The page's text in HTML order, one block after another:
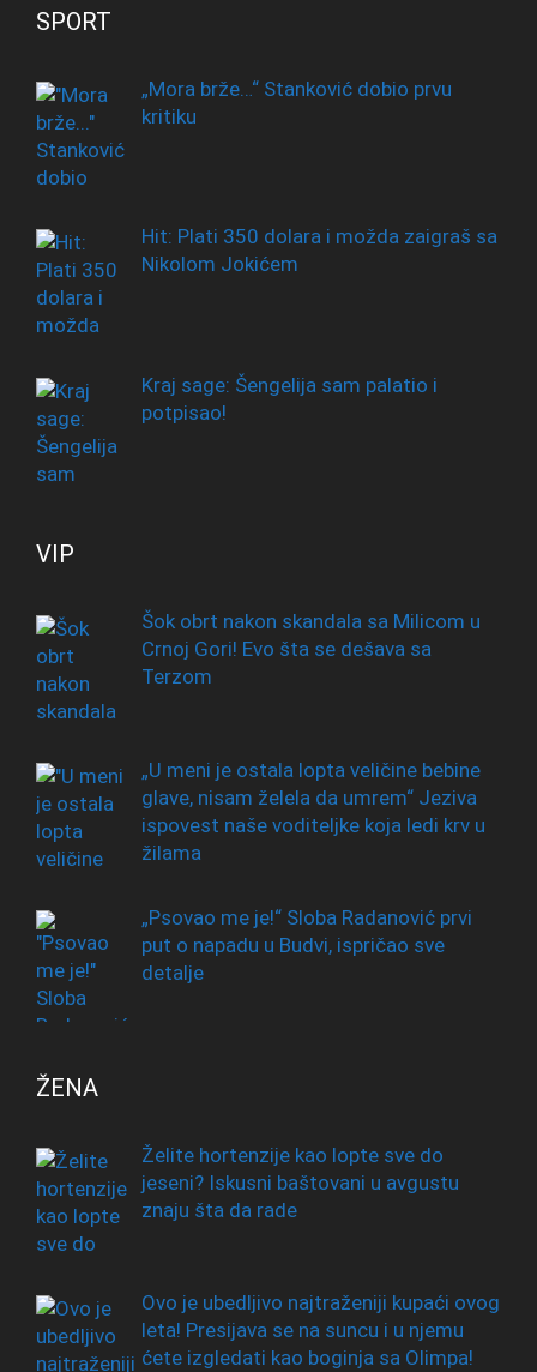
SPORT
„Mora brže…“ Stanković dobio prvu
kritiku
Hit: Plati 350 dolara i možda zaigraš sa
Nikolom Jokićem
Kraj sage: Šengelija sam palatio i
potpisao!
VIP
Šok obrt nakon skandala sa Milicom u
Crnoj Gori! Evo šta se dešava sa
Terzom
„U meni je ostala lopta veličine bebine
glave, nisam želela da umrem“ Jeziva
ispovest naše voditeljke koja ledi krv u
žilama
„Psovao me je!“ Sloba Radanović prvi
put o napadu u Budvi, ispričao sve
detalje
ŽENA
Želite hortenzije kao lopte sve do
jeseni? Iskusni baštovani u avgustu
znaju šta da rade
Ovo je ubedljivo najtraženiji kupaći ovog
leta! Presijava se na suncu i u njemu
ćete izgledati kao boginja sa Olimpa!